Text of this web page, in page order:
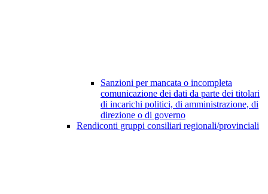
Sanzioni per mancata o incompleta
comunicazione dei dati da parte dei titolari
di incarichi politici, di amministrazione, di
direzione o di governo
Rendiconti gruppi consiliari regionali/provinciali